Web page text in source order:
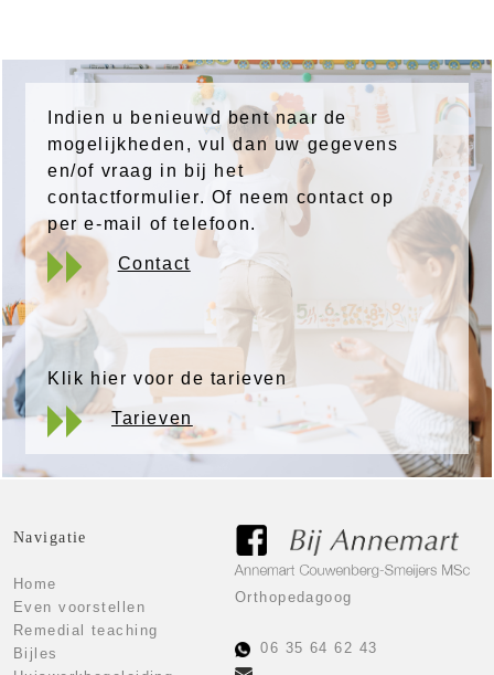
Indien u benieuwd bent naar de
mogelijkheden, vul dan uw gegevens
en/of vraag in bij het
contactformulier. Of neem contact op
per e-mail of telefoon.
Contact
Klik hier voor de tarieven
Tarieven
Navigatie
Home
Even voorstellen
Remedial teaching
Bijles
Orthopedagoog
06 35 64 62 43